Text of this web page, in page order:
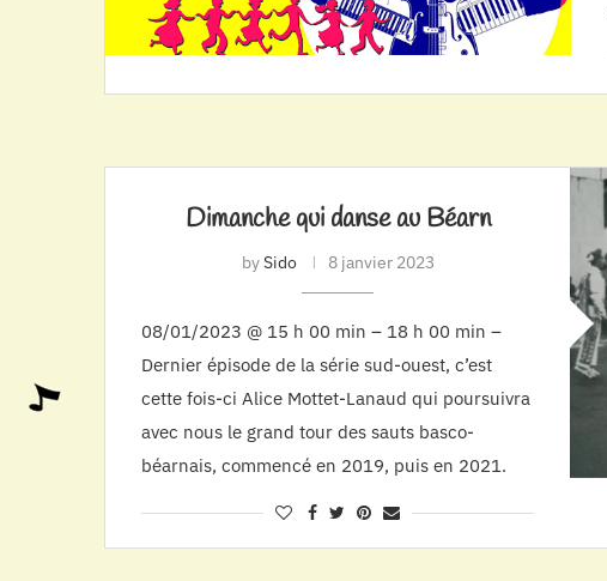
Dimanche qui danse au Béarn
bySido 8 janvier 2023
08/01/2023 @ 15 h 00 min – 18 h 00 min –
Dernier épisode de la série sud-ouest, c’est
cette fois-ci Alice Mottet-Lanaud qui poursuivra
avec nous le grand tour des sauts basco-
béarnais, commencé en 2019, puis en 2021.